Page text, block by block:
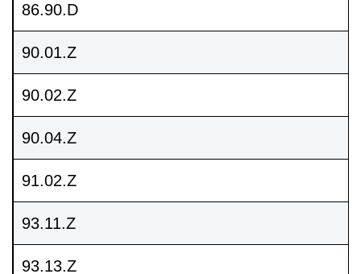
86.90.D
90.01.Z
90.02.Z
90.04.Z
91.02.Z
93.11.Z
93.13.Z